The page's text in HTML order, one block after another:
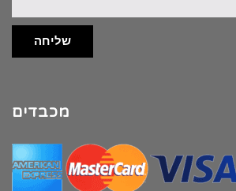
שליחה
מכבדים